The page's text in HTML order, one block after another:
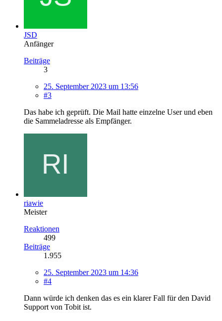
JSD
Anfänger
Beiträge
3
25. September 2023 um 13:56
#3
Das habe ich geprüft. Die Mail hatte einzelne User und eben
die Sammeladresse als Empfänger.
riawie
Meister
Reaktionen
499
Beiträge
1.955
25. September 2023 um 14:36
#4
Dann würde ich denken das es ein klarer Fall für den David
Support von Tobit ist.